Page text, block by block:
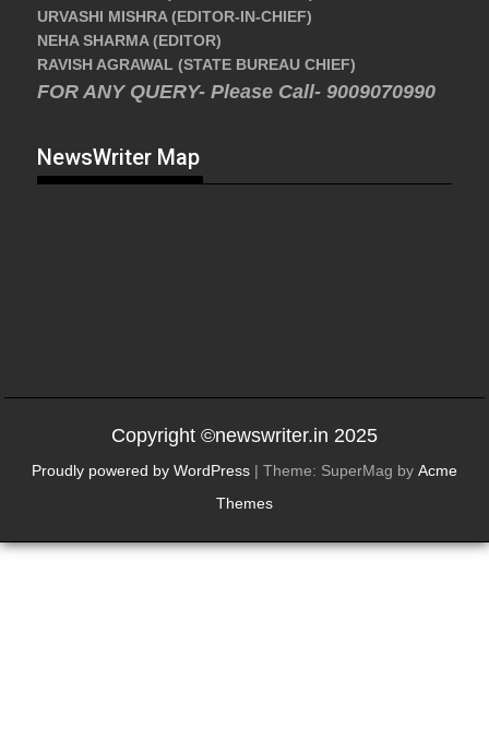
URVASHI MISHRA (EDITOR-IN-CHIEF)
NEHA SHARMA (EDITOR)
RAVISH AGRAWAL (STATE BUREAU CHIEF)
FOR ANY QUERY- Please Call- 9009070990
NewsWriter Map
Copyright ©newswriter.in 2025
Proudly powered by WordPress | Theme: SuperMag by Acme
Themes